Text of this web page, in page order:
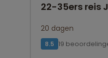
22-35ers reis
20 dagen
8.5 19